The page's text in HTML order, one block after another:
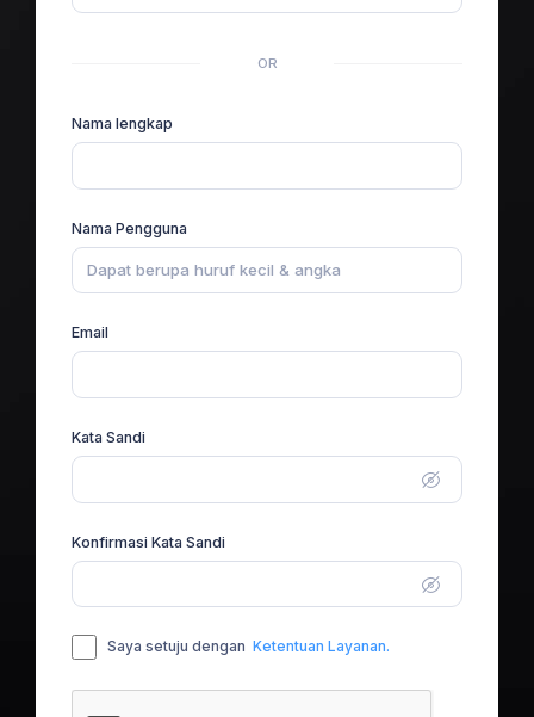
OR
Nama lengkap
Nama Pengguna
Email
Kata Sandi
Konfirmasi Kata Sandi
Saya setuju dengan Ketentuan Layanan.